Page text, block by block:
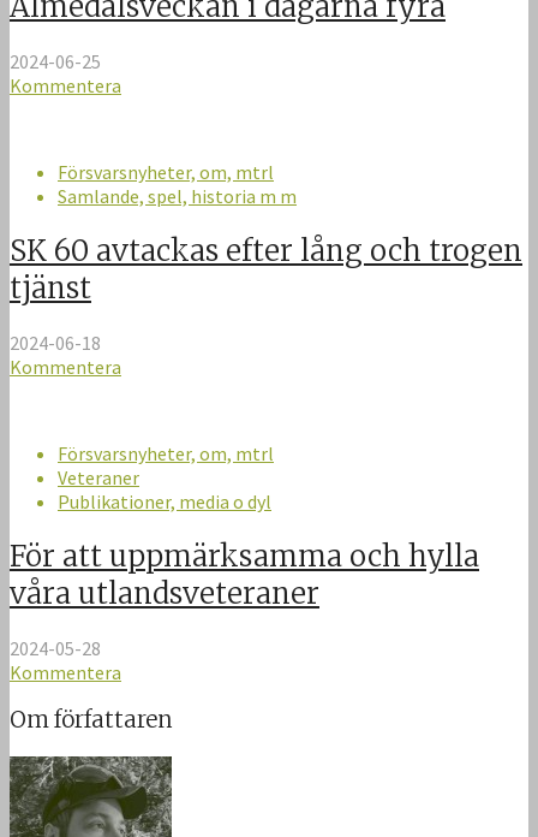
2024-06-25
Kommentera
Försvarsnyheter, om, mtrl
Samlande, spel, historia m m
SK 60 avtackas efter lång och trogen
tjänst
2024-06-18
Kommentera
Försvarsnyheter, om, mtrl
Veteraner
Publikationer, media o dyl
För att uppmärksamma och hylla
våra utlandsveteraner
2024-05-28
Kommentera
Om författaren